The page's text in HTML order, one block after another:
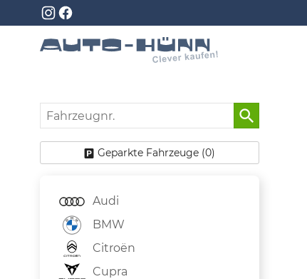
Fahrzeugnr.
Geparkte Fahrzeuge (0)
Audi
BMW
Citroën
Cupra